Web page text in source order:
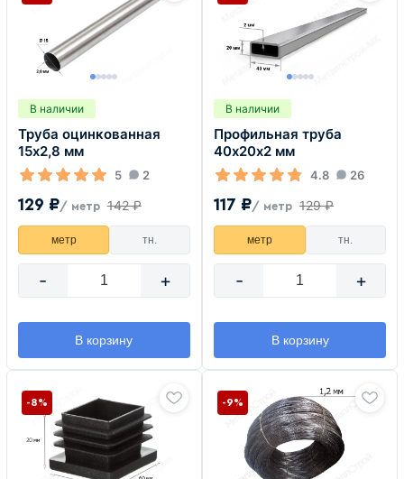
В наличии
Труба оцинкованная
15х2,8 мм
5 2
129 ₽/ метр 142 ₽
метр тн.
- +
В корзину
В наличии
Профильная труба
40х20х2 мм
4.8 26
117 ₽/ метр 129 ₽
метр тн.
- +
В корзину
-8% -9%